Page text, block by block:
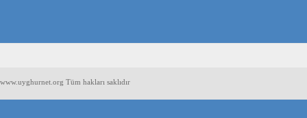
www.uyghurnet.org Tüm hakları saklıdır